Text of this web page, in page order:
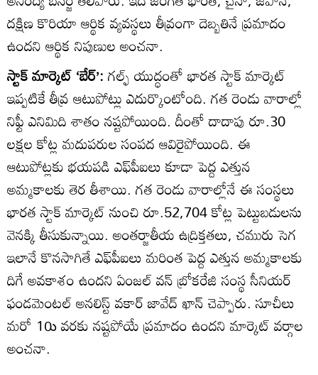
దక్షిణ కొరియా ఆర్థిక వ్యవస్థలు తీవ్రంగా దెబ్బతినే ప్రమాదం
ఉందని ఆర్థిక నిపుణుల అంచనా.
స్టాక్‌ మార్కెట్‌ ‘బేర్‌’:గల్ఫ్‌ యుద్ధంతో భారత స్టాక్‌ మార్కెట్‌
ఇప్పటికే తీవ్ర ఆటుపోట్లు ఎదుర్కొంటోంది. గత రెండు వారాల్లో
నిఫ్టీ ఎనిమిది శాతం నష్టపోయింది. దీంతో దాదాపు రూ.30
లక్షల కోట్ల మదుపరుల సంపద ఆవిరైపోయింది. ఈ
ఆటుపోట్లకు భయపడి ఎఫ్‌పీఐలు కూడా పెద్ద ఎత్తున
అమ్మకాలకు తెర తీశాయి. గత రెండు వారాల్లోనే ఈ సంస్థలు
భారత స్టాక్‌ మార్కెట్‌ నుంచి రూ.52,704 కోట్ల పెట్టుబడులను
వెనక్కి తీసుకున్నాయి. అంతర్జాతీయ ఉద్రిక్తతలు, చమురు సెగ
ఇలానే కొనసాగితే ఎఫ్‌పీఐలు మరింత పెద్ద ఎత్తున అమ్మకాలకు
దిగే అవకాశం ఉందని ఏంజల్‌ వన్‌ బ్రోకరేజి సంస్థ సీనియర్‌
ఫండమెంటల్‌ అనలిస్ట్‌ వకార్‌ జావేద్‌ ఖాన్‌ చెప్పారు. సూచీలు
మరో 10ు వరకు నష్టపోయే ప్రమాదం ఉందని మార్కెట్‌ వర్గాల
అంచనా.